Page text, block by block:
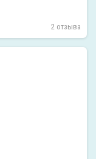
2 отзыва